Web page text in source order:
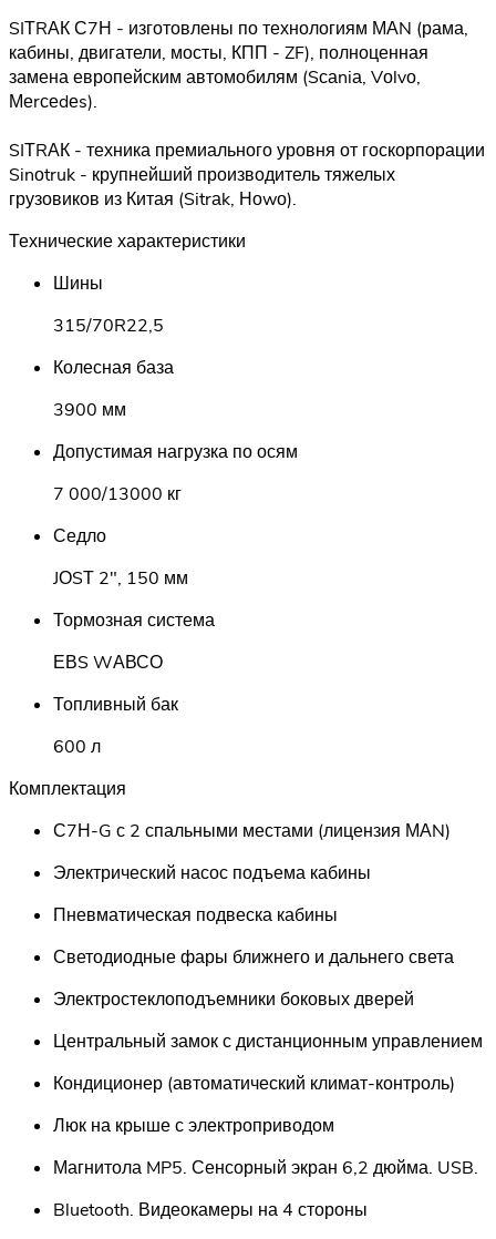
SIТRАК С7Н - изготовлены по технологиям МАN (рама,
кабины, двигатели, мосты, КПП - ZF), полноценная
замена европейским автомобилям (Sсаniа, Vоlvо,
Меrсеdеs).
SIТRАК - техника премиального уровня от госкорпорации
Sinоtruk - крупнейший производитель тяжелых
грузовиков из Китая (Sitrаk, Ноwо).
Технические характеристики
Шины
315/70R22,5
Колесная база
3900 мм
Допустимая нагрузка по осям
7 000/13000 кг
Седло
JОSТ 2", 150 мм
Тормозная система
ЕВS WАВСО
Топливный бак
600 л
Комплектация
С7Н-G с 2 спальными местами (лицензия МАN)
Электрический насос подъема кабины
Пневматическая подвеска кабины
Светодиодные фары ближнего и дальнего света
Электростеклоподъемники боковых дверей
Центральный замок с дистанционным управлением
Кондиционер (автоматический климат-контроль)
Люк на крыше с электроприводом
Магнитола MP5. Сенсорный экран 6,2 дюйма. USB.
Bluetooth. Видеокамеры на 4 стороны